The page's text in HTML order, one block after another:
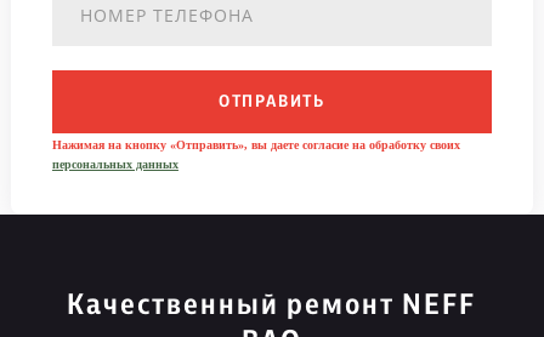
ОТПРАВИТЬ
Нажимая на кнопку «Отправить», вы даете согласие на обработку своих
персональных данных
Качественный ремонт NEFF